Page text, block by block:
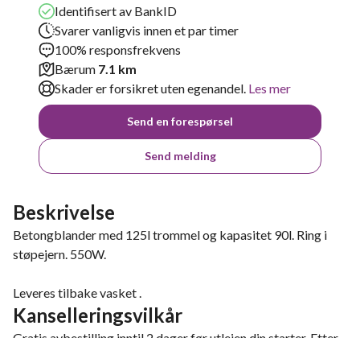
Identifisert av BankID
Svarer vanligvis innen et par timer
100% responsfrekvens
Bærum 7.1 km
Skader er forsikret uten egenandel. Les mer
Send en forespørsel
Send melding
Beskrivelse
Betongblander med 125l trommel og kapasitet 90l. Ring i
støpejern. 550W.
Leveres tilbake vasket .
Kanselleringsvilkår